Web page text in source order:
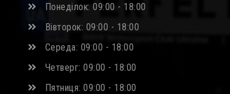
Понеділок: 09:00 - 18:00
Вівторок: 09:00 - 18:00
Середа: 09:00 - 18:00
Четверг: 09:00 - 18:00
Пятниця: 09:00 - 18:00